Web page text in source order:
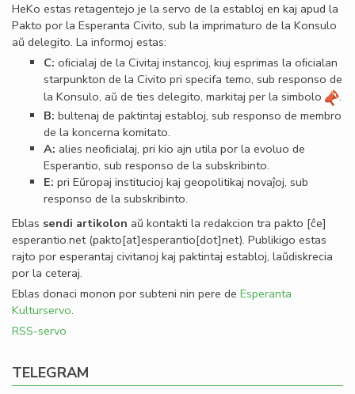
HeKo estas retagentejo je la servo de la establoj en kaj apud la
Pakto por la Esperanta Civito, sub la imprimaturo de la Konsulo
aŭ delegito. La informoj estas:
C: oﬁcialaj de la Civitaj instancoj, kiuj esprimas la oﬁcialan
starpunkton de la Civito pri specifa temo, sub responso de
la Konsulo, aŭ de ties delegito, markitaj per la simbolo
.
B: bultenaj de paktintaj establoj, sub responso de membro
de la koncerna komitato.
A: alies neoﬁcialaj, pri kio ajn utila por la evoluo de
Esperantio, sub responso de la subskribinto.
E: pri Eŭropaj institucioj kaj geopolitikaj novaĵoj, sub
responso de la subskribinto.
Eblas sendi artikolon aŭ kontakti la redakcion tra pakto [ĉe]
esperantio.net(pakto[at]esperantio[dot]net). Publikigo estas
rajto por esperantaj civitanoj kaj paktintaj establoj, laŭdiskrecia
por la ceteraj.
Eblas donaci monon por subteni nin pere de Esperanta
Kulturservo.
RSS-servo
TELEGRAM